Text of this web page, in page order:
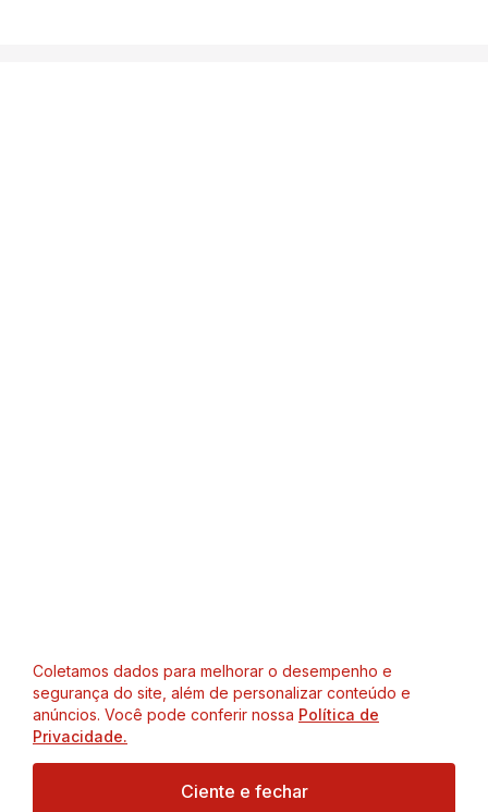
Coletamos dados para melhorar o desempenho e
segurança do site, além de personalizar conteúdo e
anúncios. Você pode conferir nossa Política de
Privacidade.
Ciente e fechar